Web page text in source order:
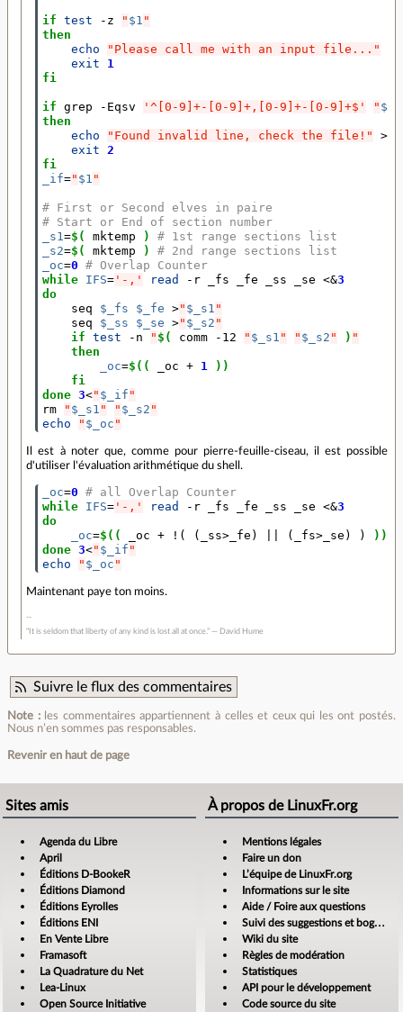
if test -z " $1 "
then
echo
"Please call me with an input file..."
exit
1
fi
if grep -Eqsv '^[0-9]+-[0-9]+,[0-9]+-[0-9]+$' " $1
then
echo
"Found invalid line, check the file!" >
exit
2
fi
_if=" $1 "
# First or Second elves in paire
# Start or End of section number
_s1=$( mktemp )
# 1st range sections list
_s2=$( mktemp )
# 2nd range sections list
_oc=0
# Overlap Counter
while IFS= '-,' read -r _fs _fe _ss _se <&3
do
    seq
$_fs $_fe >" $_s1 "
    seq
$_ss $_se >" $_s2 "
if
test -n " $( comm -12 " $_s1 " " $_s2 " ) "
then
_oc=$(( _oc + 1
))
fi
done 3<" $_if "
rm
" $_s1 " " $_s2 "
echo
" $_oc "
Il est à noter que, comme pour pierre-feuille-ciseau, il est possible
d'utiliser l'évaluation arithmétique du shell.
_oc=0
# all Overlap Counter
while IFS= '-,' read -r _fs _fe _ss _se <&3
do
_oc=$(( _oc + ! ( ( _ss>_fe ) ( _fs>_se ) )
))
done 3<" $_if "
echo
" $_oc "
Maintenant paye ton moins.
“It is seldom that liberty of any kind is lost all at once.” ― David Hume
Suivre le flux des commentaires
Note :les commentaires appartiennent à celles et ceux qui les ont postés.
Nous n’en sommes pas responsables.
Revenir en haut de page
Sites amis
Agenda du Libre
April
Éditions D-BookeR
Éditions Diamond
Éditions Eyrolles
Éditions ENI
En Vente Libre
Framasoft
La Quadrature du Net
Lea-Linux
Open Source Initiative
À propos de LinuxFr.org
Mentions légales
Faire un don
L’équipe de LinuxFr.org
Informations sur le site
Aide / Foire aux questions
Suivi des suggestions et bogues
Wiki du site
Règles de modération
Statistiques
API pour le développement
Code source du site